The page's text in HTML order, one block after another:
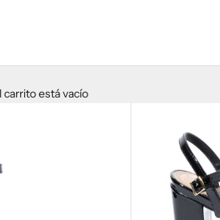
carrito está vacío